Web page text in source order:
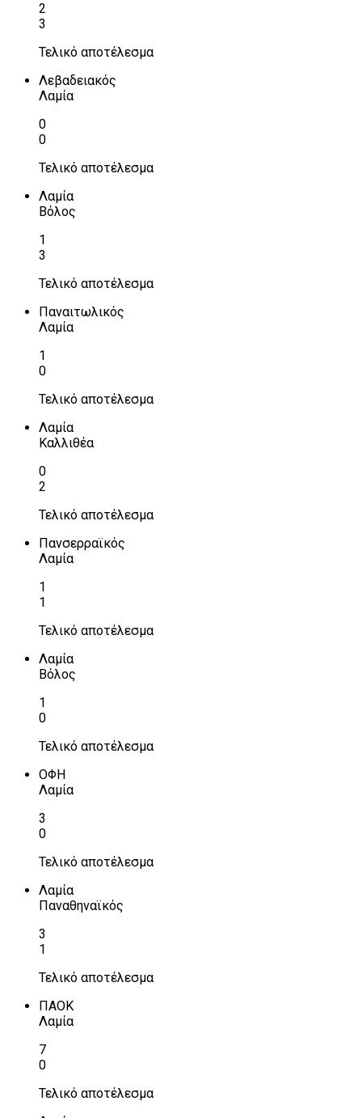
2
3
Τελικό αποτέλεσμα
Λεβαδειακός
Λαμία
0
0
Τελικό αποτέλεσμα
Λαμία
Βόλος
1
3
Τελικό αποτέλεσμα
Παναιτωλικός
Λαμία
1
0
Τελικό αποτέλεσμα
Λαμία
Καλλιθέα
0
2
Τελικό αποτέλεσμα
Πανσερραϊκός
Λαμία
1
1
Τελικό αποτέλεσμα
Λαμία
Βόλος
1
0
Τελικό αποτέλεσμα
ΟΦΗ
Λαμία
3
0
Τελικό αποτέλεσμα
Λαμία
Παναθηναϊκός
3
1
Τελικό αποτέλεσμα
ΠΑΟΚ
Λαμία
7
0
Τελικό αποτέλεσμα